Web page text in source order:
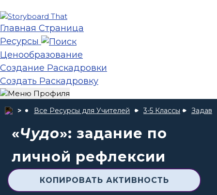
Главная Страница
Ресурсы
Ценообразование
Создание Раскадровки
Создать Раскадровку
Все Ресурсы для Учителей 3-5 Классы
«Чудо»: задание по
личной рефлексии
КОПИРОВАТЬ АКТИВНОСТЬ